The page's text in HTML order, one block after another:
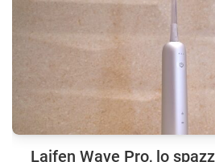
Laifen Wave Pro, lo